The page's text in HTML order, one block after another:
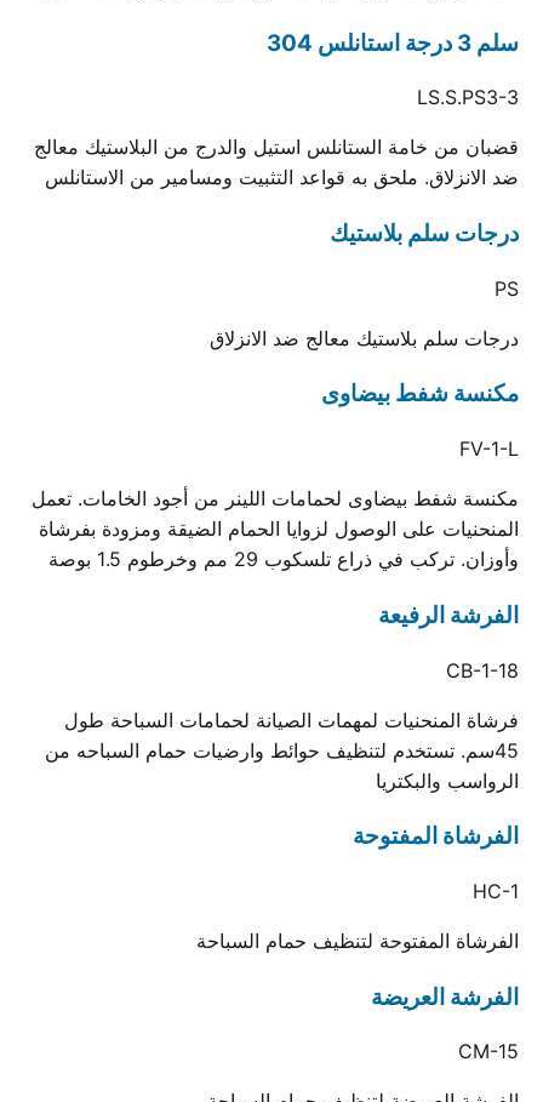
سلم 3 درجة استانلس 304
LS.S.PS3-3
قضبان من خامة الستانلس استيل والدرج من البلاستيك معالج
ضد الانزلاق. ملحق به قواعد التثبيت ومسامير من الاستانلس
درجات سلم بلاستيك
PS
درجات سلم بلاستيك معالج ضد الانزلاق
مكنسة شفط بيضاوى
FV-1-L
مكنسة شفط بيضاوى لحمامات اللينر من أجود الخامات. تعمل
المنحنيات على الوصول لزوايا الحمام الضيقة ومزودة بفرشاة
وأوزان. تركب في ذراع تلسكوب 29 مم وخرطوم 1.5 بوصة
الفرشة الرفيعة
CB-1-18
فرشاة المنحنيات لمهمات الصيانة لحمامات السباحة طول
45سم. تستخدم لتنظيف حوائط وارضيات حمام السباحه من
الرواسب والبكتريا
الفرشاة المفتوحة
HC-1
الفرشاة المفتوحة لتنظيف حمام السباحة
الفرشة العريضة
CM-15